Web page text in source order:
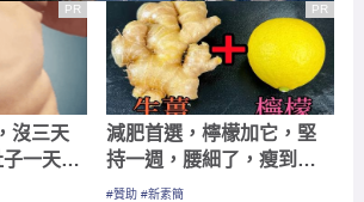
PR
沒三天
一天天
PR
減肥首選，檸檬加它，堅
持一週，腰細了，瘦到你
懷疑人生
#贊助 #新素簡